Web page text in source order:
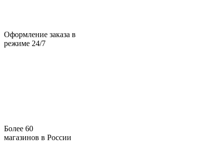
Оформление заказа в
режиме 24/7
Более 60
магазинов в России